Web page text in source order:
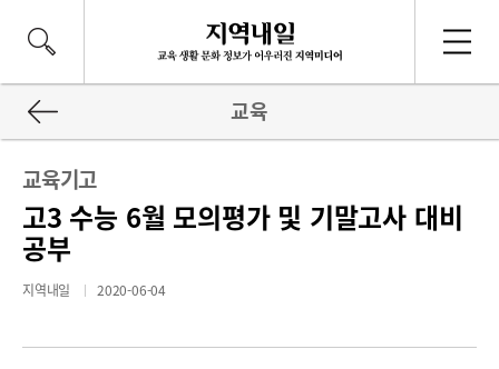
교육
교육기고
고3 수능 6월 모의평가 및 기말고사 대비
공부
지역내일 2020-06-04